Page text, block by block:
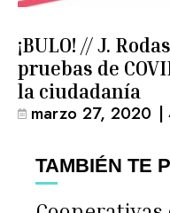
¡BULO! // J.
pruebas de
la ciudadanía
marzo 27, 2020 |
TAMBIÉN TE